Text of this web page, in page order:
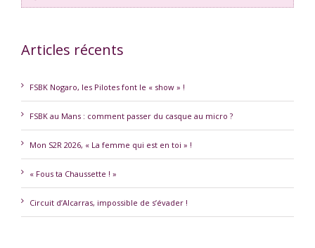
Articles récents
FSBK Nogaro, les Pilotes font le « show » !
FSBK au Mans : comment passer du casque au micro ?
Mon S2R 2026, « La femme qui est en toi » !
« Fous ta Chaussette ! »
Circuit d’Alcarras, impossible de s’évader !